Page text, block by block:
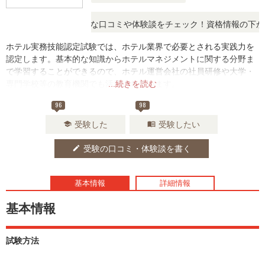
思ったら、リアルな口コミや体験談をチェック！資格情報の下から
...続きを読む
ホテル実務技能認定試験では、ホテル業界で必要とされる実践力を
認定します。基本的な知識からホテルマネジメントに関する分野ま
で学習することができるので、ホテル運営会社の社員研修や大学・
専門学校等の教育機関でも活用されています。
96
school 受験した
98
menu_book 受験したい
edit 受験の口コミ・体験談を書く
基本情報 詳細情報
基本情報
試験方法